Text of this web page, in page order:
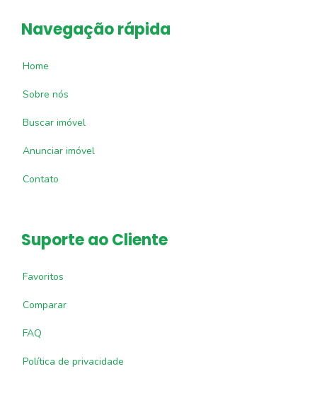
Navegação rápida
Home
Sobre nós
Buscar imóvel
Anunciar imóvel
Contato
Suporte ao Cliente
Favoritos
Comparar
FAQ
Política de privacidade